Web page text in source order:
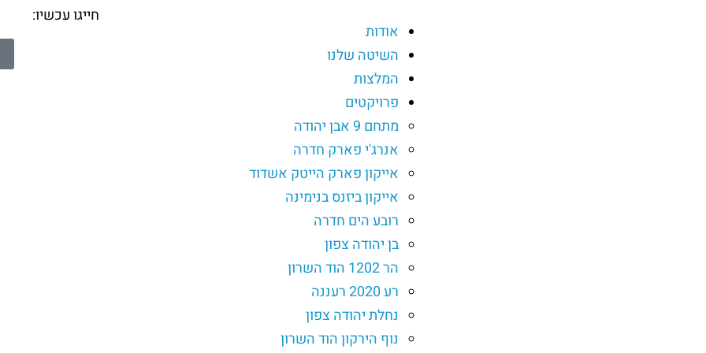
אודות
השיטה שלנו
המלצות
פרויקטים
מתחם 9 אבן יהודה
אנרג'י פארק חדרה
אייקון פארק הייטק אשדוד
אייקון ביזנס בנימינה
רובע הים חדרה
בן יהודה צפון
הר 1202 הוד השרון
רע 2020 רעננה
נחלת יהודה צפון
נוף הירקון הוד השרון
חייגו עכשיו: